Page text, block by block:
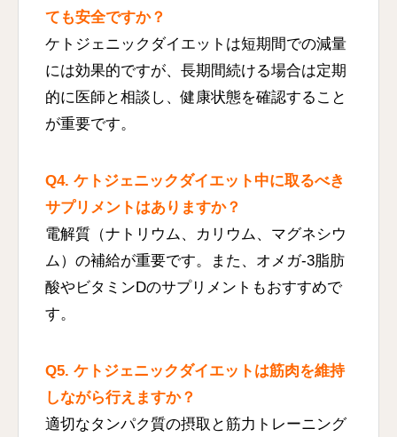
ても安全ですか？
ケトジェニックダイエットは短期間での減量
には効果的ですが、長期間続ける場合は定期
的に医師と相談し、健康状態を確認すること
が重要です。
Q4. ケトジェニックダイエット中に取るべき
サプリメントはありますか？
電解質（ナトリウム、カリウム、マグネシウ
ム）の補給が重要です。また、オメガ-3脂肪
酸やビタミンDのサプリメントもおすすめで
す。
Q5. ケトジェニックダイエットは筋肉を維持
しながら行えますか？
適切なタンパク質の摂取と筋力トレーニング